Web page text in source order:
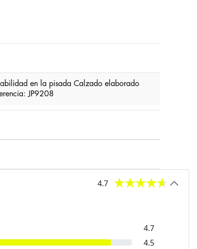
en la pisada Calzado elaborado
JP9208
4.7
4.7
4.5